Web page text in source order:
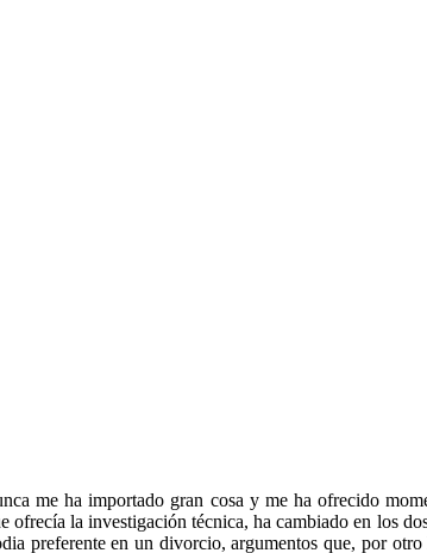
me ha importado gran cosa y me ha ofrecido
ofrecía la investigación técnica, ha cambiado en los
preferente en un divorcio, argumentos que, por